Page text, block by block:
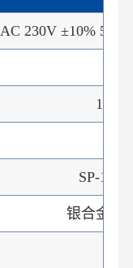
AC 230V ±10%
SP-100
银合金发